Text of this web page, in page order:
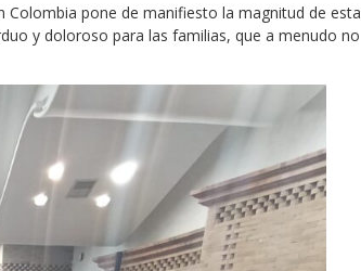
Colombia pone de manifiesto la magnitud de esta
y doloroso para las familias, que a menudo no